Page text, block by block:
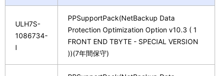
ULH7S-
1086734-
I
PPSupportPack(NetBackup Data
Protection Optimization Option v10.3 ( 1
FRONT END TBYTE - SPECIAL VERSION
))(7年間保守)